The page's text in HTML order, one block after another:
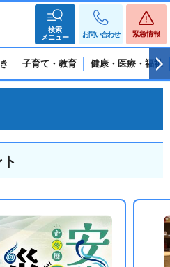
検索
メニュー
お問い合わせ 緊急情報
子育て・教育 健康・医療・福祉